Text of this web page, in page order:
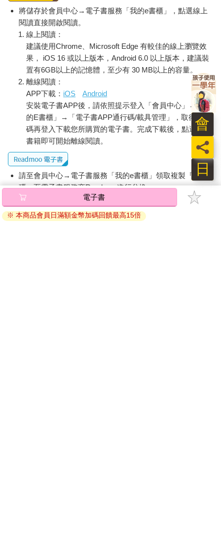
榮獲派克98到100分的評比。
德國的冰酒
在日本1980年代的泡沫經濟期，只要提起葡萄酒絕對非德國酒莫
選。雖然當時日本進口一堆甜膩、便宜的德國貨，但之後又一面
倒的偏向法國，德國葡萄酒的影響就越來越小。德國葡萄酒之所
以無法受到日本市場青睞，除了味道太甜膩以外，還牽扯到它的
「難言之隱」。
德國葡萄酒根據甜味區分等級，其中，最甜的品種有個讓人很難
記住的名稱：逐粒枯萄精選貴腐酒（Trockenbeerenauslese）。
大部分的業者一致以為，像天書一般難讀、難懂的標示，才是阻
礙德國葡萄酒打開國際市場的主因。
除此之外，目前德國葡萄酒雖有四分之一銷往美國，但在過去，
紐約店鋪裡的德國葡萄酒卻乏人問津。這是因為在紐約從事酒類
交易的，多為猶太人。就歷史背景而言，當時抗拒德國葡萄酒進
口也是其來有自。
拗口的酒名、缺乏親切感與歷史背景，都讓德國葡萄酒處於劣
勢，於是打造不出聞名世界的品牌。
話說回來，根據2018年8月的資料顯示，其實德國有166款葡萄酒
曾經榮獲派克98點以上的評分，可見其品質絕對精良。
將儲存於會員中心→電子書服務「我的e書櫃」，點選線上
閱讀直接開啟閱讀。
線上閱讀：
建議使用Chrome、Microsoft Edge 有較佳的線上瀏覽效
果， iOS 16 或以上版本，Android 6.0 以上版本，建議裝
置有6GB以上的記憶體，至少有 30 MB以上的容量。
離線閱讀：
APP下載： iOS
Android
安裝電子書APP後，請依照提示登入「會員中心」→「我
的E書櫃」→「電子書APP通行碼/載具管理」，取得通行
碼再登入下載您所購買的電子書。完成下載後，點選任一
書籍即可開始離線閱讀。
請至會員中心→電子書服務「我的e書櫃」領取複製『兌換
碼』至電子書服務商Readmoo進行兌換。
退換貨須知：
因版權保護，您在金石堂所購買的電子書僅能以金石堂專屬
電子書
※ 本商品會員日滿額金幣加碼回饋最高15倍
日
員
會